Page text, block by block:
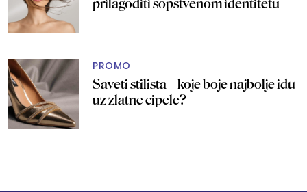
prilagoditi sopstvenom identitetu
PROMO
Saveti stilista – koje boje najbolje idu
uz zlatne cipele?